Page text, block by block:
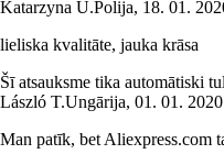
Katarzyna U.Polija, 18. 01.
lieliska kvalitāte, jauka krāsa
Šī atsauksme tika automātiski
László T.Ungārija, 01. 01. 2020
Man patīk, bet Aliexpress.com